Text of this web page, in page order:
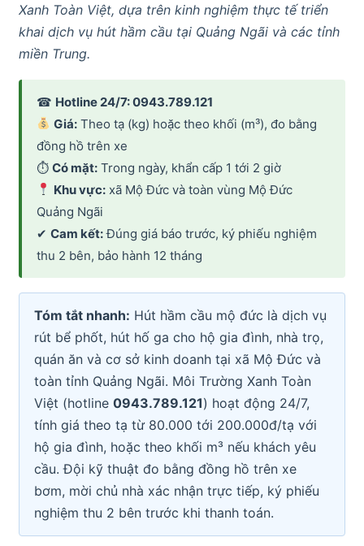
Xanh Toàn Việt, dựa trên kinh nghiệm thực tế triển
khai dịch vụ hút hầm cầu tại Quảng Ngãi và các tỉnh
miền Trung.
☎ Hotline 24/7: 0943.789.121
Giá: Theo tạ (kg) hoặc theo khối (m³), đo bằng
đồng hồ trên xe
⏱ Có mặt: Trong ngày, khẩn cấp 1 tới 2 giờ
Khu vực: xã Mộ Đức và toàn vùng Mộ Đức
Quảng Ngãi
✔ Cam kết:Đúng giá báo trước, ký phiếu nghiệm
thu 2 bên, bảo hành 12 tháng
Tóm tắt nhanh: Hút hầm cầu mộ đức là dịch vụ
rút bể phốt, hút hố ga cho hộ gia đình, nhà trọ,
quán ăn và cơ sở kinh doanh tại xã Mộ Đức và
toàn tỉnh Quảng Ngãi. Môi Trường Xanh Toàn
Việt (hotline 0943.789.121) hoạt động 24/7,
tính giá theo tạ từ 80.000 tới 200.000đ/tạ với
hộ gia đình, hoặc theo khối m³ nếu khách yêu
cầu. Đội kỹ thuật đo bằng đồng hồ trên xe
bơm, mời chủ nhà xác nhận trực tiếp, ký phiếu
nghiệm thu 2 bên trước khi thanh toán.